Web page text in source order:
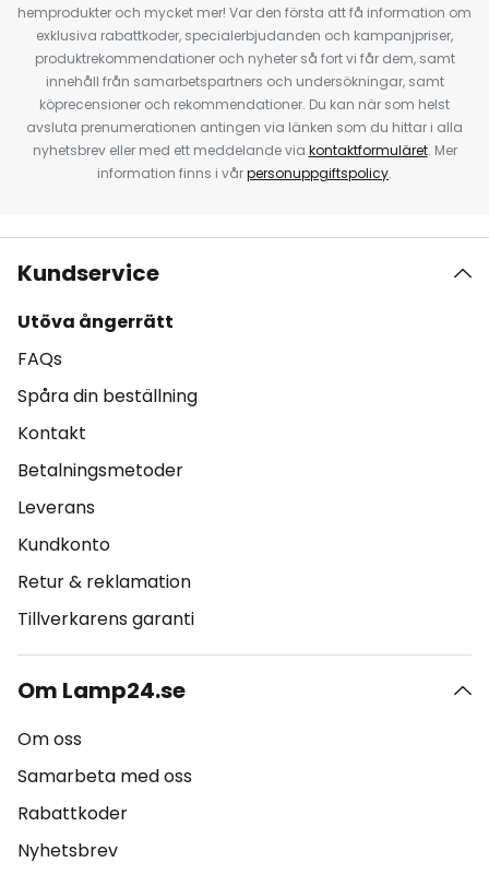
hemprodukter och mycket mer! Var den första att få information om
exklusiva rabattkoder, specialerbjudanden och kampanjpriser,
produktrekommendationer och nyheter så fort vi får dem, samt
innehåll från samarbetspartners och undersökningar, samt
köprecensioner och rekommendationer. Du kan när som helst
avsluta prenumerationen antingen via länken som du hittar i alla
nyhetsbrev eller med ett meddelande via kontaktformuläret. Mer
information finns i vårpersonuppgiftspolicy.
Kundservice
Utöva ångerrätt
FAQs
Spåra din beställning
Kontakt
Betalningsmetoder
Leverans
Kundkonto
Retur & reklamation
Tillverkarens garanti
Om Lamp24.se
Om oss
Samarbeta med oss
Rabattkoder
Nyhetsbrev